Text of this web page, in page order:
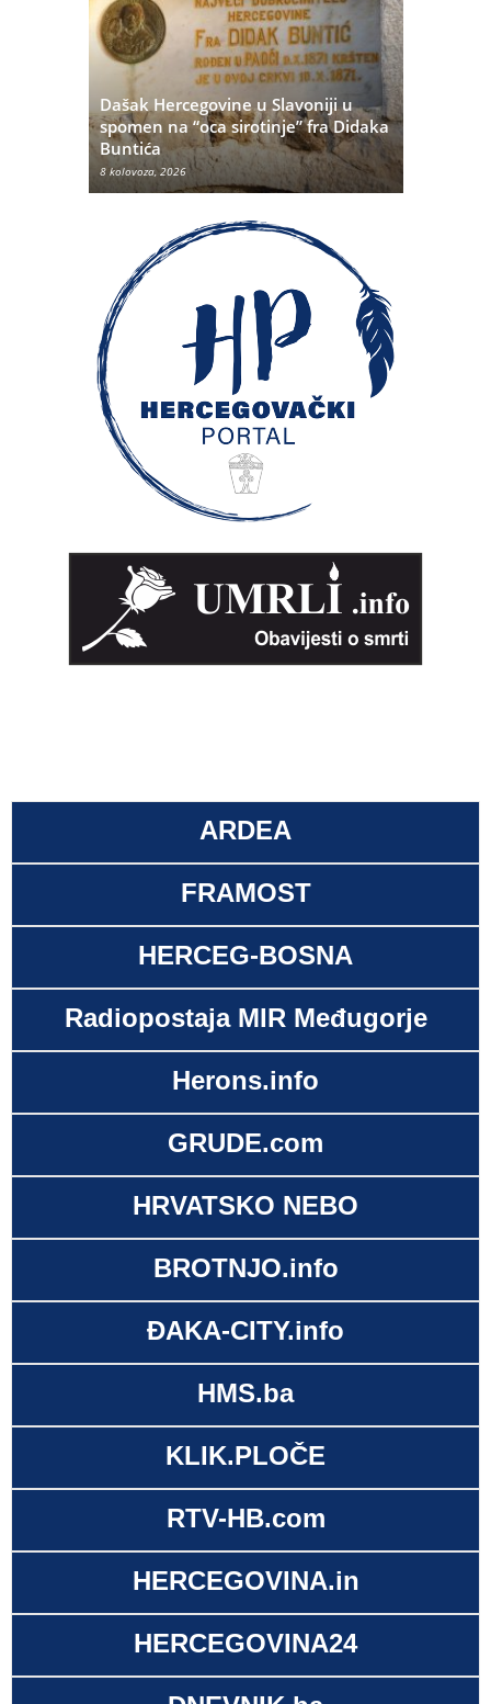
Dašak Hercegovine u Slavoniji u
spomen na “oca sirotinje” fra Didaka
Buntića
8 kolovoza, 2026
ARDEA
FRAMOST
HERCEG-BOSNA
Radiopostaja MIR Međugorje
Herons.info
GRUDE.com
HRVATSKO NEBO
BROTNJO.info
ĐAKA-CITY.info
HMS.ba
KLIK.PLOČE
RTV-HB.com
HERCEGOVINA.in
HERCEGOVINA24